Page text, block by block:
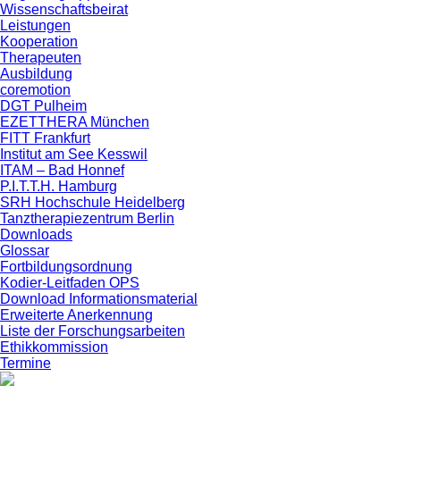
Wissenschaftsbeirat
Leistungen
Kooperation
Therapeuten
Ausbildung
coremotion
DGT Pulheim
EZETTHERA München
FITT Frankfurt
Institut am See Kesswil
ITAM – Bad Honnef
P.I.T.T.H. Hamburg
SRH Hochschule Heidelberg
Tanztherapiezentrum Berlin
Downloads
Glossar
Fortbildungsordnung
Kodier-Leitfaden OPS
Download Informationsmaterial
Erweiterte Anerkennung
Liste der Forschungsarbeiten
Ethikkommission
Termine